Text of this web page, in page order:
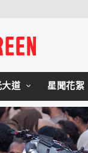
道 星聞花絮